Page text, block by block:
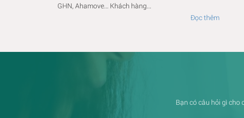
GHN, Ahamove... Khách hàng...
Đọc thêm
Bạn có câu hỏi gì cho